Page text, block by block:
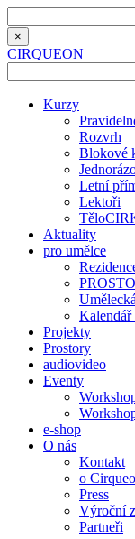
×
CIRQUEON
Kurzy
Rozvrh
Blokové
Letní
Lektoři
Aktuality
pro umělce
Kalendář
Projekty
Prostory
audiovideo
Eventy
e-shop
O nás
Kontakt
o
Press
Výroční
Partneři